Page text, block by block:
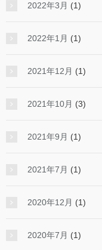
2022年3月 (1)
2022年1月 (1)
2021年12月 (1)
2021年10月 (3)
2021年9月 (1)
2021年7月 (1)
2020年12月 (1)
2020年7月 (1)